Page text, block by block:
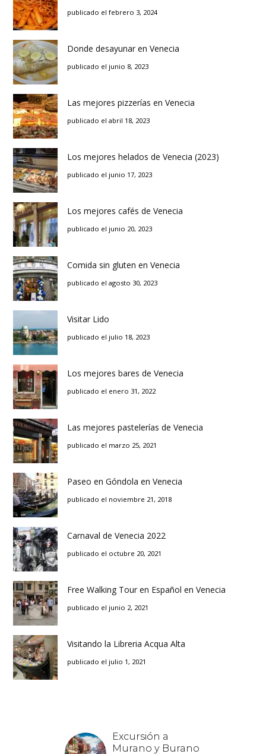
publicado el febrero 3, 2024
Donde desayunar en Venecia
publicado el junio 8, 2023
Las mejores pizzerías en Venecia
publicado el abril 18, 2023
Los mejores helados de Venecia (2023)
publicado el junio 17, 2023
Los mejores cafés de Venecia
publicado el junio 20, 2023
Comida sin gluten en Venecia
publicado el agosto 30, 2023
Visitar Lido
publicado el julio 18, 2023
Los mejores bares de Venecia
publicado el enero 31, 2022
Las mejores pastelerías de Venecia
publicado el marzo 25, 2021
Paseo en Góndola en Venecia
publicado el noviembre 21, 2018
Carnaval de Venecia 2022
publicado el octubre 20, 2021
Free Walking Tour en Español en Venecia
publicado el junio 2, 2021
Visitando la Libreria Acqua Alta
publicado el julio 1, 2021